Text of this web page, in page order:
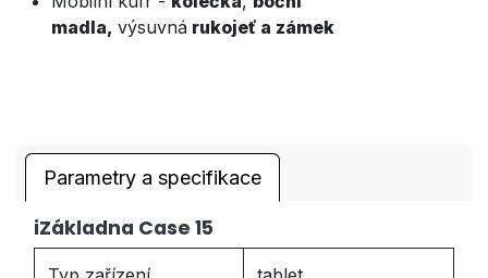
madla, výsuvná rukojeť a zámek
Parametry a specifikace
iZákladna Case 15